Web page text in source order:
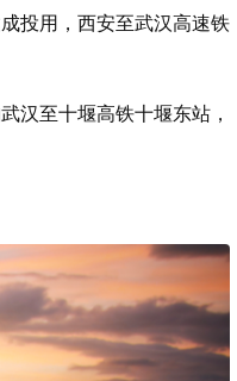
投用，西安至武汉高速铁
汉至十堰高铁十堰东站，